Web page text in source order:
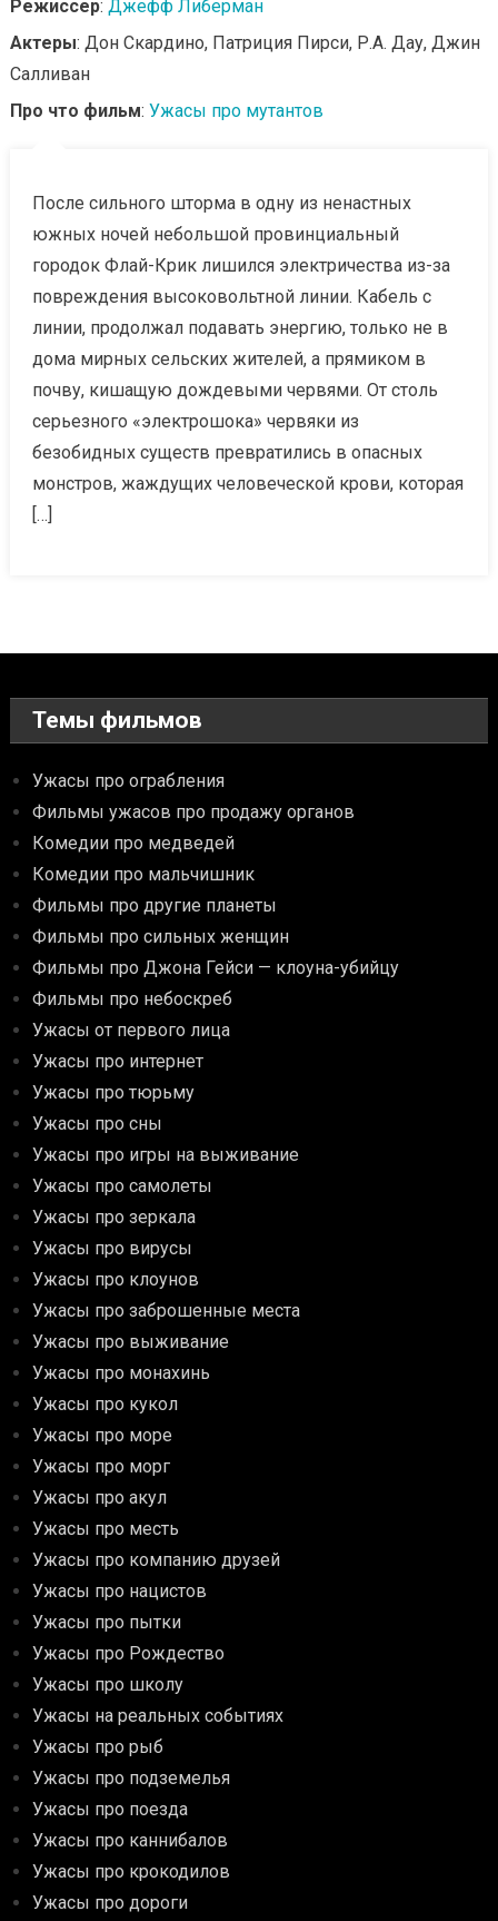
Режиссер: Джефф Либерман
Актеры: Дон Скардино, Патриция Пирси, Р.А. Дау, Джин
Салливан
Про что фильм: Ужасы про мутантов
После сильного шторма в одну из ненастных
южных ночей небольшой провинциальный
городок Флай-Крик лишился электричества из-за
повреждения высоковольтной линии. Кабель с
линии, продолжал подавать энергию, только не в
дома мирных сельских жителей, а прямиком в
почву, кишащую дождевыми червями. От столь
серьезного «электрошока» червяки из
безобидных существ превратились в опасных
монстров, жаждущих человеческой крови, которая
[…]
Темы фильмов
Ужасы про ограбления
Фильмы ужасов про продажу органов
Комедии про медведей
Комедии про мальчишник
Фильмы про другие планеты
Фильмы про сильных женщин
Фильмы про Джона Гейси — клоуна-убийцу
Фильмы про небоскреб
Ужасы от первого лица
Ужасы про интернет
Ужасы про тюрьму
Ужасы про сны
Ужасы про игры на выживание
Ужасы про самолеты
Ужасы про зеркала
Ужасы про вирусы
Ужасы про клоунов
Ужасы про заброшенные места
Ужасы про выживание
Ужасы про монахинь
Ужасы про кукол
Ужасы про море
Ужасы про морг
Ужасы про акул
Ужасы про месть
Ужасы про компанию друзей
Ужасы про нацистов
Ужасы про пытки
Ужасы про Рождество
Ужасы про школу
Ужасы на реальных событиях
Ужасы про рыб
Ужасы про подземелья
Ужасы про поезда
Ужасы про каннибалов
Ужасы про крокодилов
Ужасы про дороги